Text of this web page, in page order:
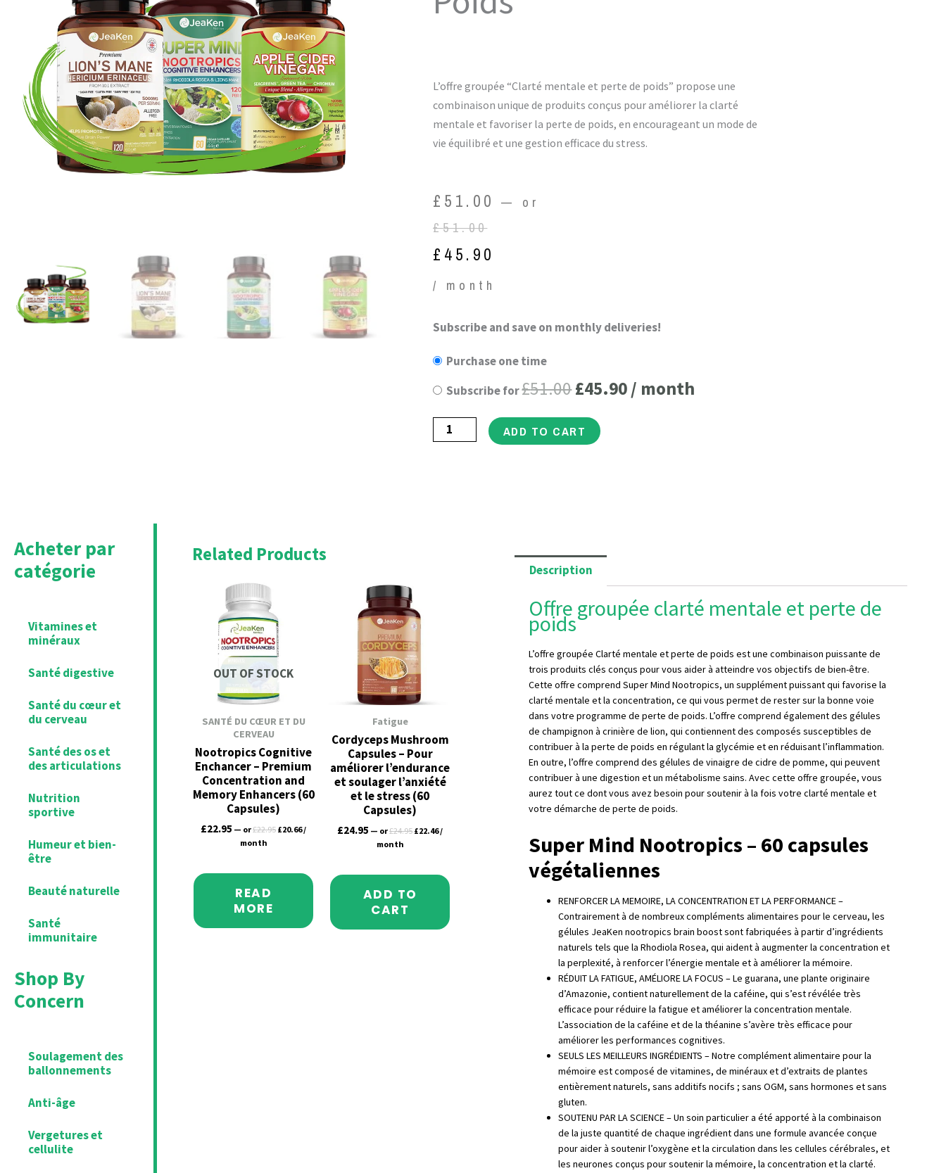
L’offre groupée “Clarté mentale et perte de poids” propose une
combinaison unique de produits conçus pour améliorer la clarté
mentale et favoriser la perte de poids, en encourageant un mode de
vie équilibré et une gestion efficace du stress.
£ 51.00 —
or
£51.00
Original
price
was:
£ 45.90
Current
price
is:
/ month
Subscribe and save on monthly deliveries!
Purchase one time
Subscribe for£51.00
Original
was:
£51.00.
£45.90
Current
is:
/ month
Offre
clarté
mentale
et
perte
ADD TO CART
Acheter par
catégorie
Vitamines et
minéraux
Santé digestive
Santé du cœur et
du cerveau
Santé des os et
des articulations
Nutrition
sportive
Humeur et bien-
être
Beauté naturelle
Santé
immunitaire
Shop By
Concern
Soulagement des
ballonnements
Anti-âge
Vergetures et
cellulite
Related Products
OUT OF STOCK
SANTÉ DU CŒUR ET DU
CERVEAU
Nootropics Cognitive
Enchancer – Premium
Concentration and
Memory Enhancers (60
Capsules)
£22.95 — or£22.95
£22.95.
£20.66/
month
READ
MORE
Fatigue
Cordyceps Mushroom
Capsules – Pour
améliorer l’endurance
et soulager l’anxiété
et le stress (60
Capsules)
£24.95 — or£24.95
was:
£24.95.
£22.46/
month
ADD TO
CART
Description
Offre groupée clarté mentale et perte de
poids
L’offre groupée Clarté mentale et perte de poids est une combinaison puissante de
trois produits clés conçus pour vous aider à atteindre vos objectifs de bien-être.
Cette offre comprend Super Mind Nootropics, un supplément puissant qui favorise la
clarté mentale et la concentration, ce qui vous permet de rester sur la bonne voie
dans votre programme de perte de poids. L’offre comprend également des gélules
de champignon à crinière de lion, qui contiennent des composés susceptibles de
contribuer à la perte de poids en régulant la glycémie et en réduisant l’inflammation.
En outre, l’offre comprend des gélules de vinaigre de cidre de pomme, qui peuvent
contribuer à une digestion et un métabolisme sains. Avec cette offre groupée, vous
aurez tout ce dont vous avez besoin pour soutenir à la fois votre clarté mentale et
votre démarche de perte de poids.
Super Mind Nootropics – 60 capsules
végétaliennes
RENFORCER LA MEMOIRE, LA CONCENTRATION ET LA PERFORMANCE –
Contrairement à de nombreux compléments alimentaires pour le cerveau, les
gélules JeaKen nootropics brain boost sont fabriquées à partir d’ingrédients
naturels tels que la Rhodiola Rosea, qui aident à augmenter la concentration et
la perplexité, à renforcer l’énergie mentale et à améliorer la mémoire.
RÉDUIT LA FATIGUE, AMÉLIORE LA FOCUS – Le guarana, une plante originaire
d’Amazonie, contient naturellement de la caféine, qui s’est révélée très
efficace pour réduire la fatigue et améliorer la concentration mentale.
L’association de la caféine et de la théanine s’avère très efficace pour
améliorer les performances cognitives.
SEULS LES MEILLEURS INGRÉDIENTS – Notre complément alimentaire pour la
mémoire est composé de vitamines, de minéraux et d’extraits de plantes
entièrement naturels, sans additifs nocifs ; sans OGM, sans hormones et sans
gluten.
SOUTENU PAR LA SCIENCE – Un soin particulier a été apporté à la combinaison
de la juste quantité de chaque ingrédient dans une formule avancée conçue
pour aider à soutenir l’oxygène et la circulation dans les cellules cérébrales, et
les neurones conçus pour soutenir la mémoire, la concentration et la clarté.